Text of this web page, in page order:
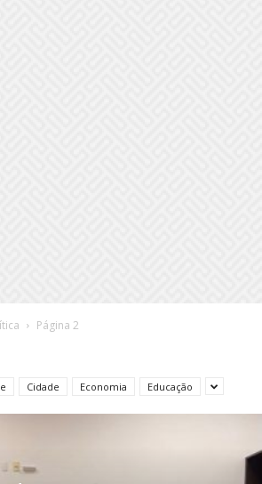
Página 2
Cidade Economia Educação